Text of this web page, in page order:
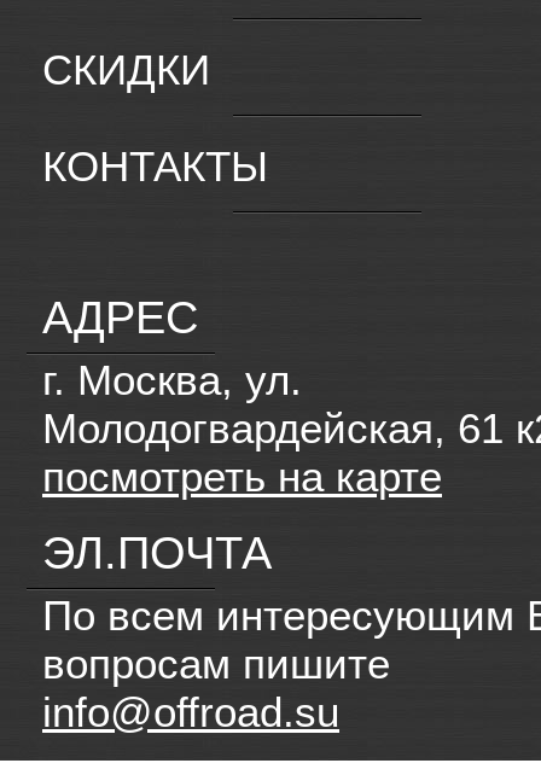
СКИДКИ
КОНТАКТЫ
АДРЕС
г. Москва, ул.
Молодогвардейская, 61
посмотреть на карте
ЭЛ.ПОЧТА
По всем интересующим
вопросам пишите
info@offroad.su